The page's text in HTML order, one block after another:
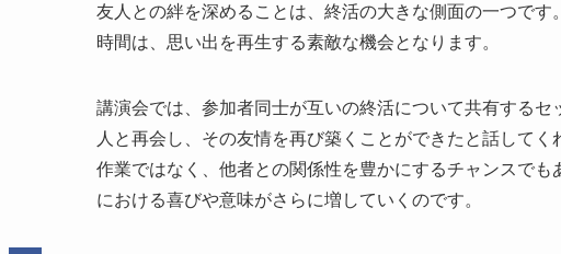
友人との絆を深めることは、終活の大きな側面の一つで
時間は、思い出を再生する素敵な機会となります。
講演会では、参加者同士が互いの終活について共有する
人と再会し、その友情を再び築くことができたと話して
作業ではなく、他者との関係性を豊かにするチャンスで
における喜びや意味がさらに増していくのです。